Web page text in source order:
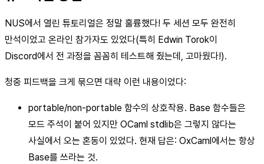
NUS에서 열린 튜토리얼은 정말 훌륭했다! 두 세션 모두 완전히
만석이었고 온라인 참가자도 있었다(특히 Edwin Torok이
Discord에서 전 과정을 꼼꼼히 테스트해 줬는데, 고마웠다!).
청중 피드백을 크게 묶으면 대략 이런 내용이었다:
portable/non-portable 함수의 상호작용. Base 함수들은
모드 주석이 붙어 있지만 OCaml stdlib은 그렇지 않다는
사실에서 오는 혼동이 있었다. 현재 답은: OxCaml에서는 항상
Base를 쓰라는 것.